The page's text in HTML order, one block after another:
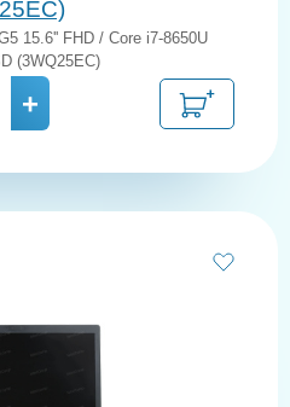
15.6'' FHD / Core i7-8650U
(3WQ25EC)
+